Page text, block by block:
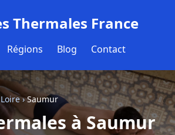
Thermales France
Régions Blog Contact
›Saumur
à Saumur